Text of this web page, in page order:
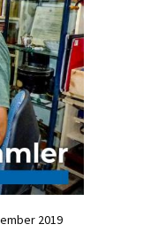
2019